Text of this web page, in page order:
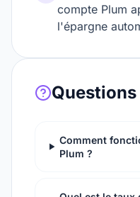
compte Plum
l'épargne
Comment
Plum ?